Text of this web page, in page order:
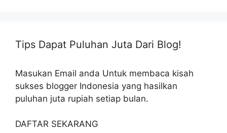
Tips Dapat Puluhan Juta Dari Blog!
Masukan Email anda Untuk membaca kisah
sukses blogger Indonesia yang hasilkan
puluhan juta rupiah setiap bulan.
DAFTAR SEKARANG